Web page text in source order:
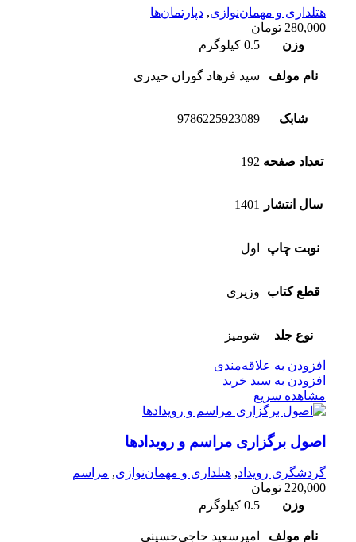
هتلداری و مهمان‌نوازی, دپارتمان‌ها
280,000 تومان
وزن
0.5 کیلوگرم
نام مولف سید فرهاد گوران حیدری
شابک 9786225923089
تعداد صفحه 192
سال انتشار 1401
نوبت چاپ اول
قطع کتاب وزیری
نوع جلد شومیز
افزودن به علاقه‌مندی
افزودن به سبد خرید
مشاهده سریع
اصول برگزاری مراسم و رویدادها
گردشگری رویداد, هتلداری و مهمان‌نوازی, مراسم
220,000 تومان
وزن
0.5 کیلوگرم
نام مولف امیرسعید حاجی‌حسینی